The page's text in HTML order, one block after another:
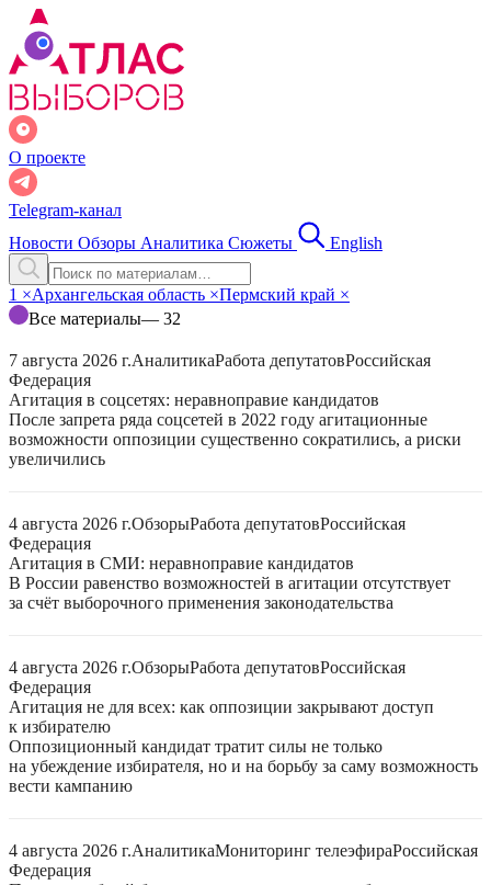
О проекте
Telegram-канал
Новости Обзоры Аналитика Сюжеты English
1 ×Архангельская область ×Пермский край ×
Все материалы— 32
7 августа 2026 г.АналитикаРабота депутатовРоссийская
Федерация
Агитация в соцсетях: неравноправие кандидатов
После запрета ряда соцсетей в 2022 году агитационные
возможности оппозиции существенно сократились, а риски
увеличились
4 августа 2026 г.ОбзорыРабота депутатовРоссийская
Федерация
Агитация в СМИ: неравноправие кандидатов
В России равенство возможностей в агитации отсутствует
за счёт выборочного применения законодательства
4 августа 2026 г.ОбзорыРабота депутатовРоссийская
Федерация
Агитация не для всех: как оппозиции закрывают доступ
к избирателю
Оппозиционный кандидат тратит силы не только
на убеждение избирателя, но и на борьбу за саму возможность
вести кампанию
4 августа 2026 г.АналитикаМониторинг телеэфираРоссийская
Федерация